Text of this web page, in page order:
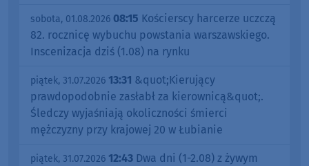
sobota, 01.08.2026 08:15 Kościerscy harcerze uczczą
82. rocznicę wybuchu powstania warszawskiego.
Inscenizacja dziś (1.08) na rynku
piątek, 31.07.2026 13:31 &quot;Kierujący
prawdopodobnie zasłabł za kierownicą&quot;.
Śledczy wyjaśniają okoliczności śmierci
mężczyzny przy krajowej 20 w Łubianie
piątek, 31.07.2026 12:43 Dwa dni (1-2.08) z żywym